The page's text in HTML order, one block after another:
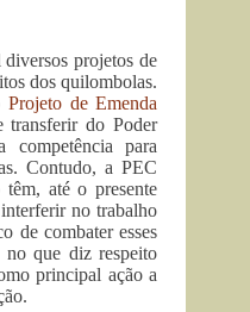
projetos de
dos quilombolas.
Projeto de Emenda
transferir do Poder
para
Contudo, a PEC
até o presente
no trabalho
de combater esses
no que diz respeito
principal ação a